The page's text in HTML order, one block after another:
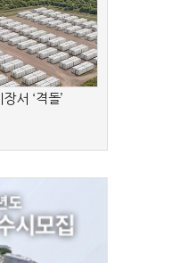
서 ‘격돌’